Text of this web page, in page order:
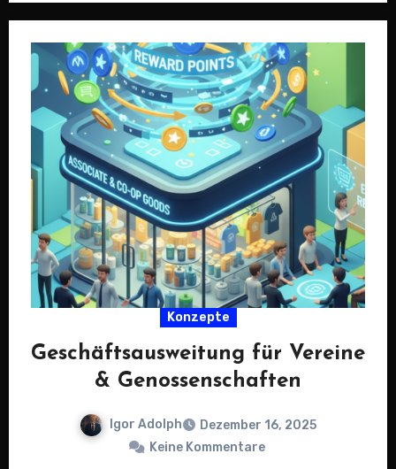
Konzepte
Geschäftsausweitung für Vereine
& Genossenschaften
Igor Adolph
Dezember 16, 2025
Keine Kommentare